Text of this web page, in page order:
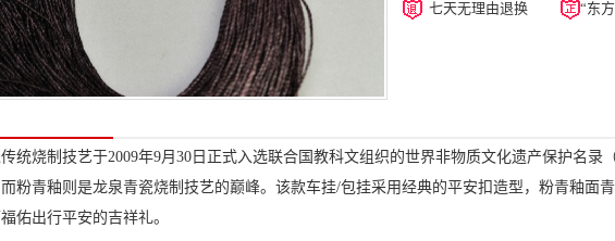
七天无理由退换 “东
统烧制技艺于2009年9月30日正式入选联合国教科文组织的世界非物质文化遗产保护名录
粉青釉则是龙泉青瓷烧制技艺的巅峰。该款车挂/包挂采用经典的平安扣造型，粉青釉面青
佑出行平安的吉祥礼。